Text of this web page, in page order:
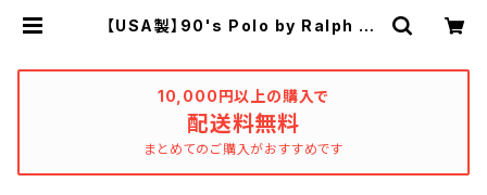
【USA製】90's Polo by Ralph La
ングルステッチ Tシャツ | used_cl
othing_katharsis
10,000円以上の購入で
配送料無料
まとめてのご購入がおすすめです